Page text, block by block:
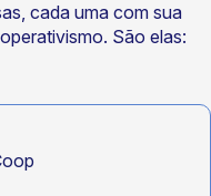
cada uma com sua
São elas: